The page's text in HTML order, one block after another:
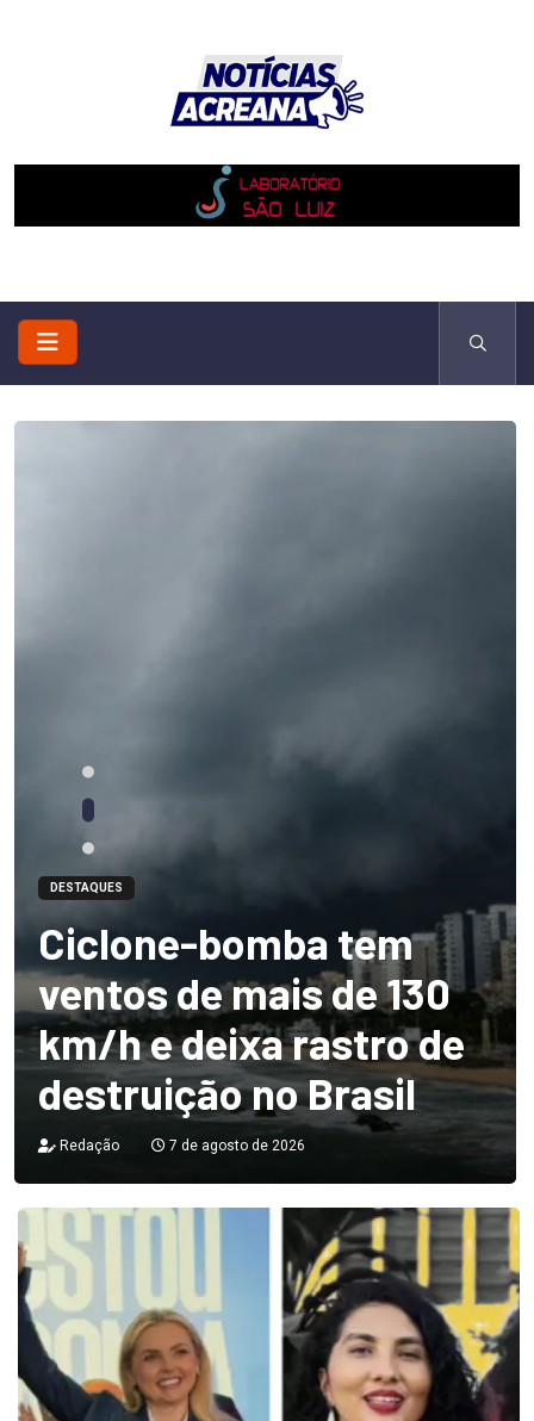
DESTAQUES
Ciclone-bomba tem
ventos de mais de 130
km/h e deixa rastro de
destruição no Brasil
Redação 7 de agosto de 2026